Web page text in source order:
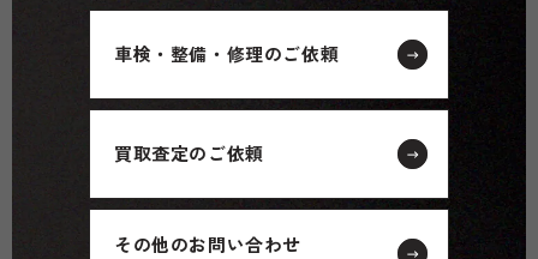
車検・整備・修理のご依頼
買取査定のご依頼
その他のお問い合わせ